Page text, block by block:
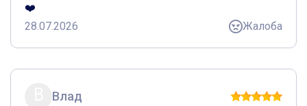
❤️
28.07.2026
Жалоба
Влад